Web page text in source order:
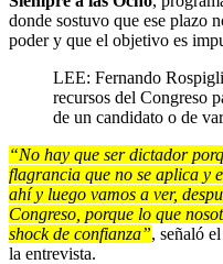
donde sostuvo que ese plazo
poder y que el objetivo es
LEE: Fernando
recursos del Congreso
de un candidato o de
“No hay que ser dictador
flagrancia que no se aplica y
ahí y luego vamos a ver,
Congreso, porque lo que
shock de confianza”, señaló
la entrevista.